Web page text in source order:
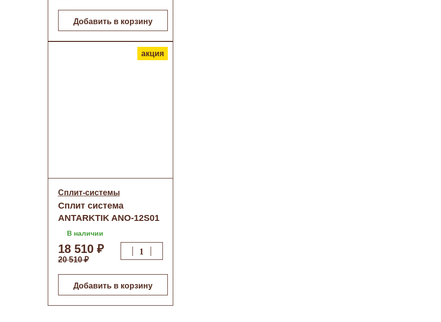
Добавить в корзину
акция
Сплит-системы
Сплит система
ANTARKTIK ANО-12S01
о/нВ наличии
18 510 ₽
20 510 ₽
Добавить в корзину